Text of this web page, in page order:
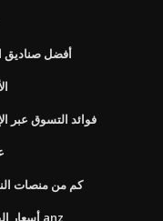
أفضل صناديق
فوائد التسوق عبر
كم من منصات
أسعار الفائدة المتغيرة الحالية anz